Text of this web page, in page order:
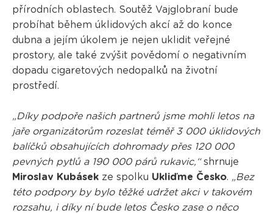
přírodních oblastech. Soutěž Vajglobraní bude
probíhat během úklidových akcí až do konce
dubna a jejím úkolem je nejen uklidit veřejné
prostory, ale také zvýšit povědomí o negativním
dopadu cigaretových nedopalků na životní
prostředí.
„Díky podpoře našich partnerů jsme mohli letos na
jaře organizátorům rozeslat téměř 3 000 úklidových
balíčků obsahujících dohromady přes 120 000
pevných pytlů a 190 000 párů rukavic,“shrnuje
Miroslav Kubásekze spolku Ukliďme Česko. „Bez
této podpory by bylo těžké udržet akci v takovém
rozsahu, i díky ní bude letos Česko zase o něco